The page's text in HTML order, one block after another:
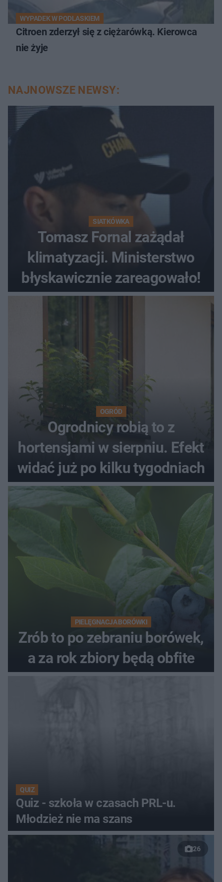
WYPADEK W PODLASKIEM
Citroen zderzył się z ciężarówką. Kierowca
nie żyje
NAJNOWSZE NEWSY:
SIATKÓWKA
Tomasz Fornal zażądał
klimatyzacji. Ministerstwo
błyskawicznie zareagowało!
OGRÓD
Ogrodnicy robią to z
hortensjami w sierpniu. Efekt
widać już po kilku tygodniach
PIELĘGNACJA BORÓWKI
Zrób to po zebraniu borówek,
a za rok zbiory będą obfite
QUIZ
Quiz - szkoła w czasach PRL-u.
Młodzież nie ma szans
26